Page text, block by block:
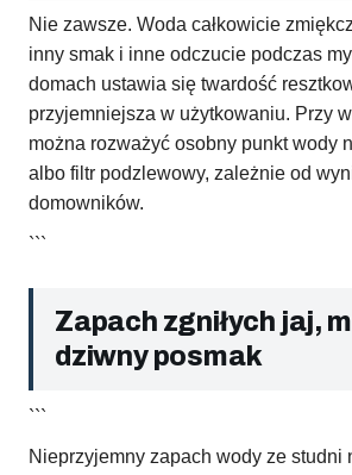
Nie zawsze. Woda całkowicie
inny smak i inne odczucie podczas
domach ustawia się twardość
przyjemniejsza w użytkowaniu. Przy
można rozważyć osobny punkt wody
albo filtr podzlewowy, zależnie od
domowników.
```
Zapach zgniłych jaj,
dziwny posmak
```
Nieprzyjemny zapach wody ze studni